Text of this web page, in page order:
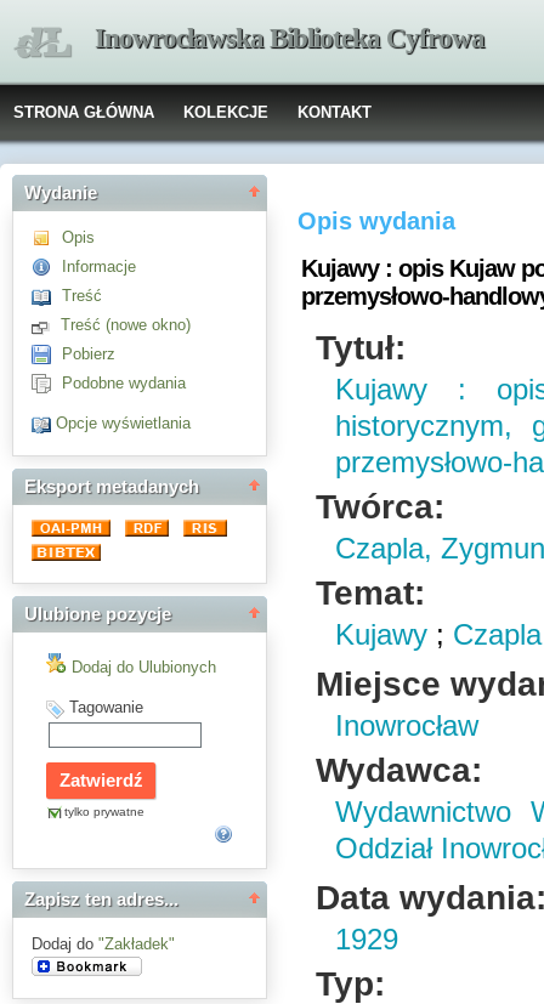
Inowrocławska Biblioteka Cyfrowa
STRONA GŁÓWNA KOLEKCJE KONTAKT
Wydanie
Opis
Informacje
Treść
Treść (nowe okno)
Pobierz
Podobne wydania
Opcje wyświetlania
Eksport metadanych
Ulubione pozycje
Dodaj do Ulubionych
Tagowanie
tylko prywatne
Zapisz ten adres...
Dodaj do "Zakładek"
Opis wydania
Kujawy : opis Kujaw
przemysłowo-
Tytuł:
Kujawy :
historycznym,
przemysłowo-
Twórca:
Czapla,
Temat:
Kujawy ;
Miejsce
Inowrocław
Wydawca:
Wydawnictwo
Oddział
Data
1929
Typ: